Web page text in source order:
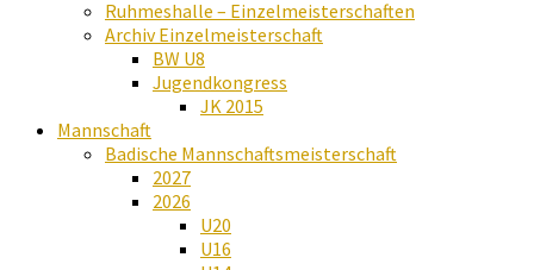
Ruhmeshalle – Einzelmeisterschaften
Archiv Einzelmeisterschaft
BW U8
Jugendkongress
JK 2015
Mannschaft
Badische Mannschaftsmeisterschaft
2027
2026
U20
U16